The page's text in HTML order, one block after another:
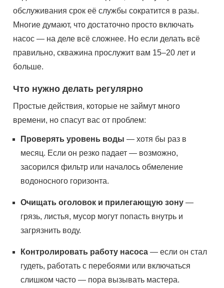
обслуживания срок её службы сократится в разы.
Многие думают, что достаточно просто включать
насос — на деле всё сложнее. Но если делать всё
правильно, скважина прослужит вам 15–20 лет и
больше.
Что нужно делать регулярно
Простые действия, которые не займут много
времени, но спасут вас от проблем:
Проверять уровень воды — хотя бы раз в
месяц. Если он резко падает — возможно,
засорился фильтр или началось обмеление
водоносного горизонта.
Очищать оголовок и прилегающую зону —
грязь, листья, мусор могут попасть внутрь и
загрязнить воду.
Контролировать работу насоса — если он стал
гудеть, работать с перебоями или включаться
слишком часто — пора вызывать мастера.